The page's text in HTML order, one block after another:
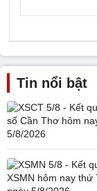
Tin nổi bật